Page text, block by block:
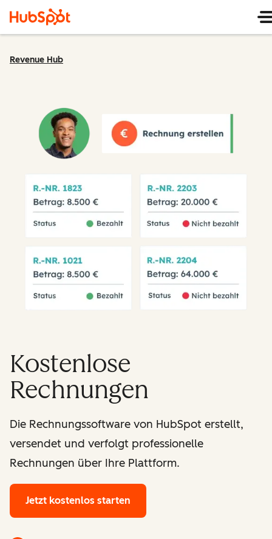
Revenue Hub
Kostenlose
Rechnungen
Die Rechnungssoftware von HubSpot erstellt,
versendet und verfolgt professionelle
Rechnungen über Ihre Plattform.
Jetzt kostenlos starten